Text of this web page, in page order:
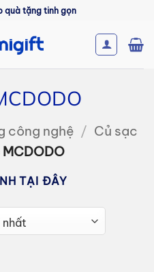
quà tặng tinh gọn
công nghệ / Củ sạc
TẠI ĐÂY